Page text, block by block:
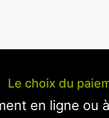
Le choix du
en ligne ou